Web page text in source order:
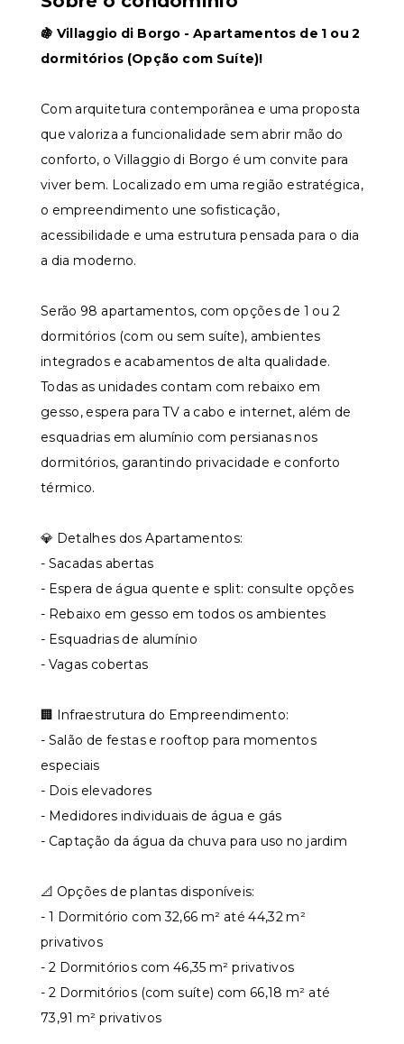
🍇 Villaggio di Borgo - Apartamentos de 1 ou 2
dormitórios (Opção com Suíte)!
Com arquitetura contemporânea e uma proposta
que valoriza a funcionalidade sem abrir mão do
conforto, o Villaggio di Borgo é um convite para
viver bem. Localizado em uma região estratégica,
o empreendimento une sofisticação,
acessibilidade e uma estrutura pensada para o dia
a dia moderno.
Serão 98 apartamentos, com opções de 1 ou 2
dormitórios (com ou sem suíte), ambientes
integrados e acabamentos de alta qualidade.
Todas as unidades contam com rebaixo em
gesso, espera para TV a cabo e internet, além de
esquadrias em alumínio com persianas nos
dormitórios, garantindo privacidade e conforto
térmico.
💎 Detalhes dos Apartamentos:
- Sacadas abertas
- Espera de água quente e split: consulte opções
- Rebaixo em gesso em todos os ambientes
- Esquadrias de alumínio
- Vagas cobertas
🏢 Infraestrutura do Empreendimento:
- Salão de festas e rooftop para momentos
especiais
- Dois elevadores
- Medidores individuais de água e gás
- Captação da água da chuva para uso no jardim
📐 Opções de plantas disponíveis:
- 1 Dormitório com 32,66 m² até 44,32 m²
privativos
- 2 Dormitórios com 46,35 m² privativos
- 2 Dormitórios (com suíte) com 66,18 m² até
73,91 m² privativos